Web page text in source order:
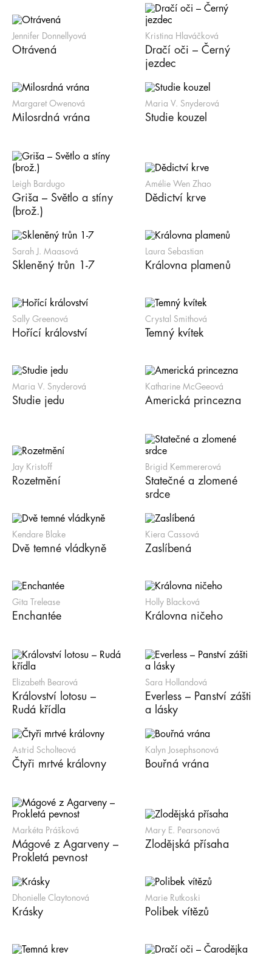
Jennifer Donnellyová
Otrávená
Kristina Hlaváčková
Dračí oči – Černý
jezdec
Margaret Owenová
Milosrdná vrána
Maria V. Snyderová
Studie kouzel
Leigh Bardugo
Griša – Světlo a stíny
(brož.)
Amélie Wen Zhao
Dědictví krve
Sarah J. Maasová
Skleněný trůn 1-7
Laura Sebastian
Královna plamenů
Sally Greenová
Hořící království
Crystal Smithová
Temný kvítek
Maria V. Snyderová
Studie jedu
Katharine McGeeová
Americká princezna
Jay Kristoff
Rozetmění
Brigid Kemmererová
Statečné a zlomené
srdce
Kendare Blake
Dvě temné vládkyně
Kiera Cassová
Zaslíbená
Gita Trelease
Enchantée
Holly Blacková
Královna ničeho
Elizabeth Bearová
Království lotosu –
Rudá křídla
Sara Hollandová
Everless – Panství zášti
a lásky
Astrid Scholteová
Čtyři mrtvé královny
Kalyn Josephsonová
Bouřná vrána
Markéta Prášková
Mágové z Agarveny –
Prokletá pevnost
Mary E. Pearsonová
Zlodějská přísaha
Dhonielle Claytonová
Krásky
Marie Rutkoski
Polibek vítězů